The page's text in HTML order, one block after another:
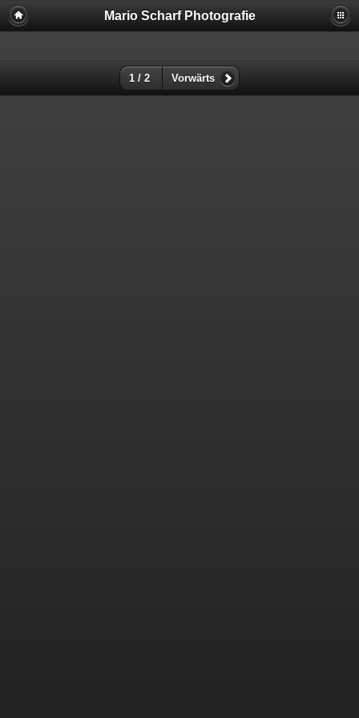
Mario Scharf Photografie
1 / 2 Vorwärts